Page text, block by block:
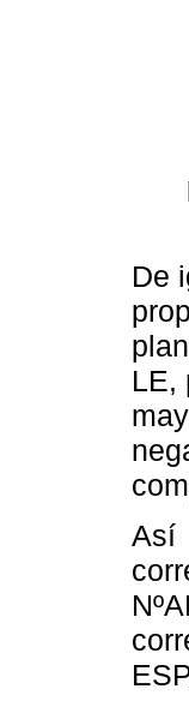
De
LE,